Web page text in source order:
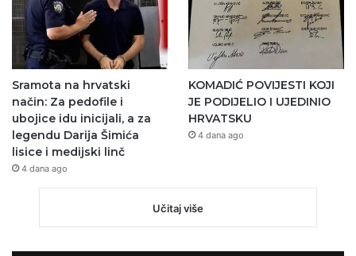
Sramota na hrvatski
način: Za pedofile i
ubojice idu inicijali, a za
legendu Darija Šimića
lisice i medijski linč
4 dana ago
KOMADIĆ POVIJESTI KOJI
JE PODIJELIO I UJEDINIO
HRVATSKU
4 dana ago
Učitaj više